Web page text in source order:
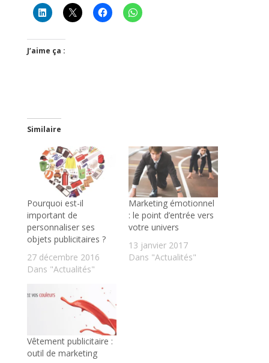
J’aime ça :
Similaire
Pourquoi est-il
important de
personnaliser ses
objets publicitaires ?
27 décembre 2016
Dans "Actualités"
Marketing émotionnel
: le point d’entrée vers
votre univers
13 janvier 2017
Dans "Actualités"
Vêtement publicitaire :
outil de marketing